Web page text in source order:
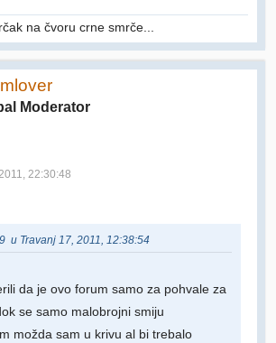
na čvoru crne smrče...
Moderator
22:30:48
u Travanj 17, 2011, 12:38:54
da je ovo forum samo za pohvale za
se samo malobrojni smiju
možda sam u krivu al bi trebalo